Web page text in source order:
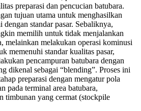
preparasi dan pencucian batubara.
tujuan utama untuk menghasilkan
dengan standar pasar. Sebaliknya,
memilih untuk tidak menjalankan
melainkan melakukan operasi kominusi
memenuhi standar kualitas pasar,
pencampuran batubara dengan
dikenal sebagai “blending”. Proses ini
preparasi dengan mengatur pola
pada terminal area batubara,
timbunan yang cermat (stockpile